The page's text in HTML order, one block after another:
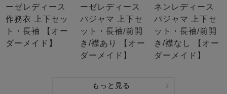
ーゼレディース
作務衣 上下セッ
ト・長袖 【オー
ダーメイド】
ーゼレディース
パジャマ 上下セ
ット・長袖/前開
き/襟あり 【オー
ダーメイド】
ネンレディース
パジャマ 上下セ
ット・長袖/前開
き/襟なし 【オー
ダーメイド】
もっと見る